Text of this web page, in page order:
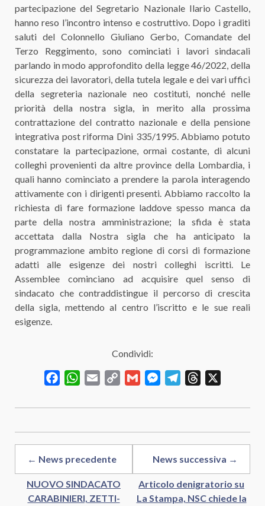
partecipazione del Segretario Nazionale Ilario Castello,
hanno reso l’incontro intenso e costruttivo. Dopo i graditi
saluti del Colonnello Giuliano Gerbo, Comandate del
Terzo Reggimento, sono cominciati i lavori sindacali
parlando in modo approfondito della legge 46/2022, della
sicurezza dei lavoratori, della tutela legale e dei vari uffici
della segreteria nazionale neo costituti, nonché nelle
priorità della nostra sigla, in merito alla prossima
contrattazione del contratto nazionale e della pensione
integrativa post riforma Dini 335/1995. Abbiamo potuto
constatare la partecipazione, ormai costante, di alcuni
colleghi provenienti da altre province della Lombardia, i
quali hanno cominciato a prendere la parola interagendo
attivamente con i dirigenti presenti. Abbiamo raccolto la
richiesta di fare formazione laddove spesso manca da
parte della nostra amministrazione; la sfida è stata
accettata dalla Nostra sigla che ha anticipato la
programmazione ambito regione di corsi di formazione
adatti alle esigenze dei nostri colleghi iscritti. Le
Assemblee cominciano ad acquisire quel senso di
sindacato che contraddistingue il percorso di crescita
della sigla, mettendo al centro l’iscritto e le sue reali
esigenze.
Condividi:
FacebookWhatsApp
Email
Copy
Gmail MessengerTelegramThreads
← News precedente
NUOVO SINDACATO
CARABINIERI, ZETTI-
News successiva →
Articolo denigratorio su
La Stampa, NSC chiede la